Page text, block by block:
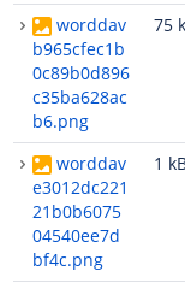
eller slette
leder
worddav
b965cfec1b
0c89b0d896
c35ba628ac
b6.png
75
worddav
e3012dc221
21b0b6075
04540ee7d
bf4c.png
1